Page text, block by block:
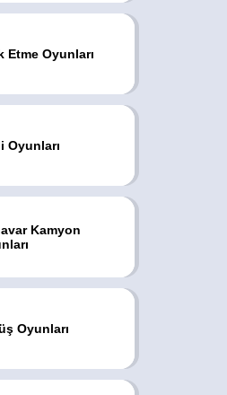
Etme Oyunları
Oyunları
Kamyon
Oyunları